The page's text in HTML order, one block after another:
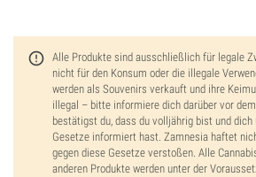
Alle Produkte sind ausschließlich für legale
nicht für den Konsum oder die illegale
werden als Souvenirs verkauft und ihre
illegal – bitte informiere dich darüber vor
bestätigst du, dass du volljährig bist und
Gesetze informiert hast. Zamnesia haftet
gegen diese Gesetze verstoßen. Alle
anderen Produkte werden unter der